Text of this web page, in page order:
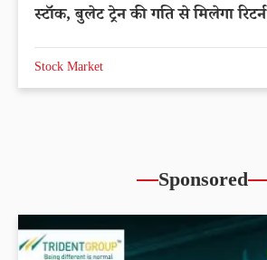
स्टॉक, बुलेट ट्रेन की गति से मिलेगा रिटर्न
Stock Market
Sponsored